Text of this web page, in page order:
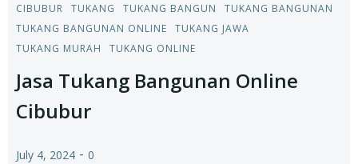
CIBUBUR TUKANG TUKANG BANGUN
TUKANG BANGUNAN
TUKANG BANGUNAN ONLINE
TUKANG JAWA
TUKANG MURAH
TUKANG ONLINE
Jasa Tukang Bangunan Online
Cibubur
July 4, 2024 - 0